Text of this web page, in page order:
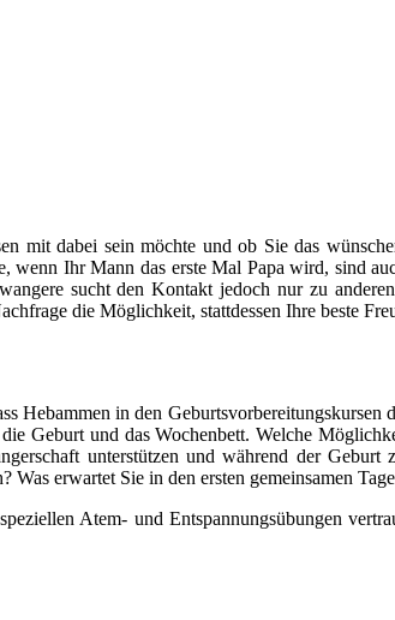
mit dabei sein möchte und ob Sie das
wenn Ihr Mann das erste Mal Papa wird, sind
sucht den Kontakt jedoch nur zu
die Möglichkeit, stattdessen Ihre beste
Hebammen in den
Geburt und das Wochenbett. Welche
unterstützen und während der Geburt
Was erwartet Sie in den ersten gemeinsamen
Atem- und Entspannungsübungen